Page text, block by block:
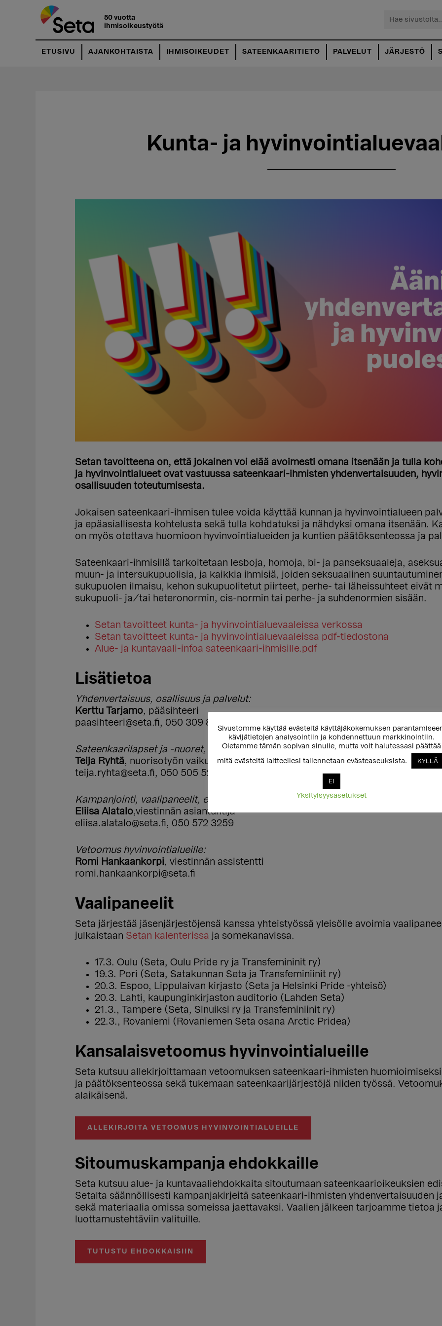
pääsisältöön
50 vuotta
ihmisoikeustyötä
Hae
ETUSIVU AJANKOHTAISTA IHMISOIKEUDET SATEENKAARITIETO PALVELUT JÄRJESTÖ
Kunta- ja
Setan tavoitteena on, että jokainen voi elää avoimesti omana itsenään ja tulla
ja hyvinvointialueet ovat vastuussa sateenkaari-ihmisten yhdenvertaisuuden,
osallisuuden toteutumisesta.
Jokaisen sateenkaari-ihmisen tulee voida käyttää kunnan ja hyvinvointialueen
ja epäasiallisesta kohtelusta sekä tulla kohdatuksi ja nähdyksi omana itsenään.
on myös otettava huomioon hyvinvointialueiden ja kuntien päätöksenteossa ja
Sateenkaari-ihmisillä tarkoitetaan lesboja, homoja, bi- ja panseksuaaleja,
muun- ja intersukupuolisia, ja kaikkia ihmisiä, joiden seksuaalinen
sukupuolen ilmaisu, kehon sukupuolitetut piirteet, perhe- tai läheissuhteet eivät
sukupuoli- ja/tai heteronormin, cis-normin tai perhe- ja suhdenormien sisään.
Setan tavoitteet kunta- ja hyvinvointialuevaaleissa verkossa
Setan tavoitteet kunta- ja hyvinvointialuevaaleissa pdf-tiedostona
Alue- ja kuntavaali-infoa sateenkaari-ihmisille.pdf
Lisätietoa
Yhdenvertaisuus, osallisuus ja palvelut:
Kerttu Tarjamo, pääsihteeri
paasihteeri@seta.fi, 050 309 8108
Sateenkaarilapset ja -nuoret, sosiaali- ja nuorisotyö:
Teija Ryhtä, nuorisotyön vaikuttamisen asiantuntija
teija.ryhta@seta.fi, 050 505 5234
Kampanjointi, vaalipaneelit, ehdokassitoumukset:
Eliisa Alatalo,viestinnän asiantuntija
eliisa.alatalo@seta.fi, 050 572 3259
Vetoomus hyvinvointialueille:
Romi Hankaankorpi, viestinnän assistentti
romi.hankaankorpi@seta.fi
Vaalipaneelit
Seta järjestää jäsenjärjestöjensä kanssa yhteistyössä yleisölle avoimia
julkaistaan Setan kalenterissa ja somekanavissa.
17.3. Oulu (Seta, Oulu Pride ry ja Transfemininit ry)
19.3. Pori (Seta, Satakunnan Seta ja Transfeminiinit ry)
20.3. Espoo, Lippulaivan kirjasto (Seta ja Helsinki Pride -yhteisö)
20.3. Lahti, kaupunginkirjaston auditorio (Lahden Seta)
21.3., Tampere (Seta, Sinuiksi ry ja Transfeminiinit ry)
22.3., Rovaniemi (Rovaniemen Seta osana Arctic Pridea)
Kansalaisvetoomus hyvinvointialueille
Seta kutsuu allekirjoittamaan vetoomuksen sateenkaari-ihmisten
ja päätöksenteossa sekä tukemaan sateenkaarijärjestöjä niiden työssä.
alaikäisenä.
ALLEKIRJOITA VETOOMUS HYVINVOINTIALUEILLE
Sitoumuskampanja ehdokkaille
Seta kutsuu alue- ja kuntavaaliehdokkaita sitoutumaan sateenkaarioikeuksien
Setalta säännöllisesti kampanjakirjeitä sateenkaari-ihmisten yhdenvertaisuuden
sekä materiaalia omissa someissa jaettavaksi. Vaalien jälkeen tarjoamme tietoa
luottamustehtäviin valituille.
TUTUSTU EHDOKKAISIIN
Sivustomme käyttää evästeitä käyttäjäkokemuksen
kävijätietojen analysointiin ja kohdennettuun markkinointiin.
Oletamme tämän sopivan sinulle, mutta voit halutessasi päättää
mitä evästeitä laitteellesi tallennetaan evästeaseuksista.
KYLLÄ
EI
Yksityisyysasetukset